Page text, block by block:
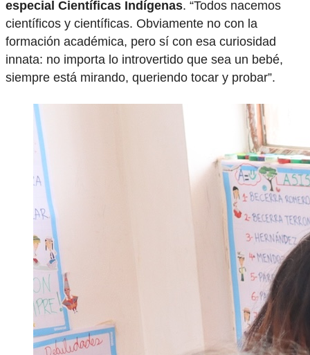
especial Científicas Indígenas. “Todos nacemos
científicos y científicas. Obviamente no con la
formación académica, pero sí con esa curiosidad
innata: no importa lo introvertido que sea un bebé,
siempre está mirando, queriendo tocar y probar”.